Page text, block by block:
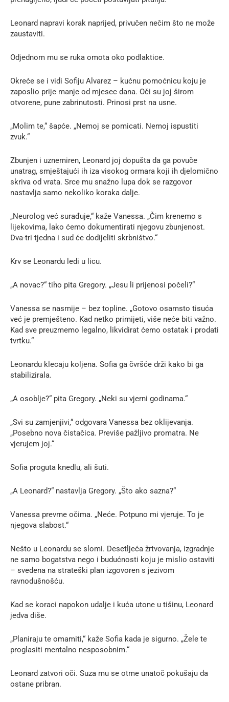
Leonard napravi korak naprijed, privučen nečim što ne može
zaustaviti.
Odjednom mu se ruka omota oko podlaktice.
Okreće se i vidi Sofiju Alvarez – kućnu pomoćnicu koju je
zaposlio prije manje od mjesec dana. Oči su joj širom
otvorene, pune zabrinutosti. Prinosi prst na usne.
„Molim te,“ šapće. „Nemoj se pomicati. Nemoj ispustiti
zvuk.“
Zbunjen i uznemiren, Leonard joj dopušta da ga povuče
unatrag, smještajući ih iza visokog ormara koji ih djelomično
skriva od vrata. Srce mu snažno lupa dok se razgovor
nastavlja samo nekoliko koraka dalje.
„Neurolog već surađuje,“ kaže Vanessa. „Čim krenemo s
lijekovima, lako ćemo dokumentirati njegovu zbunjenost.
Dva-tri tjedna i sud će dodijeliti skrbništvo.“
Krv se Leonardu ledi u licu.
„A novac?“ tiho pita Gregory. „Jesu li prijenosi počeli?“
Vanessa se nasmije – bez topline. „Gotovo osamsto tisuća
već je premješteno. Kad netko primijeti, više neće biti važno.
Kad sve preuzmemo legalno, likvidirat ćemo ostatak i prodati
tvrtku.“
Leonardu klecaju koljena. Sofia ga čvršće drži kako bi ga
stabilizirala.
„A osoblje?“ pita Gregory. „Neki su vjerni godinama.“
„Svi su zamjenjivi,“ odgovara Vanessa bez oklijevanja.
„Posebno nova čistačica. Previše pažljivo promatra. Ne
vjerujem joj.“
Sofia proguta knedlu, ali šuti.
„A Leonard?“ nastavlja Gregory. „Što ako sazna?“
Vanessa prevrne očima. „Neće. Potpuno mi vjeruje. To je
njegova slabost.“
Nešto u Leonardu se slomi. Desetljeća žrtvovanja, izgradnje
ne samo bogatstva nego i budućnosti koju je mislio ostaviti
– svedena na strateški plan izgovoren s jezivom
ravnodušnošću.
Kad se koraci napokon udalje i kuća utone u tišinu, Leonard
jedva diše.
„Planiraju te omamiti,“ kaže Sofia kada je sigurno. „Žele te
proglasiti mentalno nesposobnim.“
Leonard zatvori oči. Suza mu se otme unatoč pokušaju da
ostane pribran.